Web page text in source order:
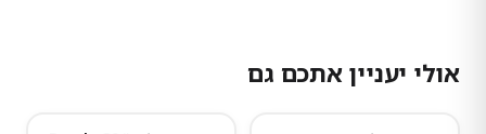
אולי יעניין אתכם גם